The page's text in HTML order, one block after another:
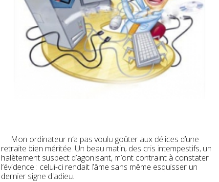
Mon ordinateur n’a pas voulu goûter aux délices d’une
retraite bien méritée. Un beau matin, des cris intempestifs, un
halètement suspect d’agonisant, m’ont contraint à constater
l’évidence : celui-ci rendait l’âme sans même esquisser un
dernier signe d'adieu.